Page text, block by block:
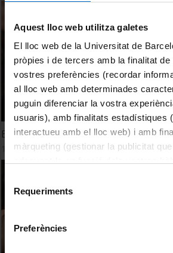
Aquest lloc web utilitza galetes
El lloc web de la Universitat de
pròpies i de tercers amb la finalitat de
vostres preferències (recordar
al lloc web amb determinades
puguin diferenciar la vostra
usuaris), amb finalitats estadístiques
interactueu amb el lloc web) i amb
màrqueting (gestionar la publicitat que
consultar laPolítica de galetes del
consentiment
Requeriments
Preferències
El sexe dels peixos
10 Abril, 2007